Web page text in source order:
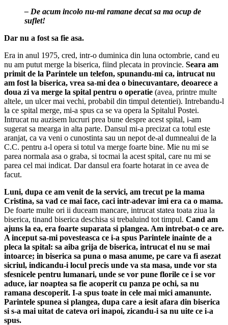
– De acum incolo nu-mi ramane decat sa ma ocup de
suflet!
Dar nu a fost sa fie asa.
Era in anul 1975, cred, intr-o duminica din luna oc­tombrie, cand eu
nu am putut merge la biserica, fiind plecata in provincie. Seara am
primit de la Parintele un telefon, spunandu-mi ca, intrucat nu
am fost la biserica, vrea sa-mi dea o binecuvantare, deoarece a
doua zi va merge la spital pentru o operatie (avea, printre multe
altele, un ulcer mai vechi, probabil din timpul detentiei). Intrebandu-l
la ce spital merge, mi-a spus ca se va opera la Spitalul Postei.
Intrucat nu auzisem lucruri prea bune despre acest spital, i-am
sugerat sa mearga in alta parte. Dansul mi-a precizat ca totul este
aranjat, ca va veni o cunostinta sau un nepot de-al dumnealui de la
C.C. pentru a-l opera si totul va merge foarte bine. Mie nu mi se
parea normala asa o graba, si tocmai la acest spital, care nu mi se
parea cel mai indicat. Dar dansul era foarte hotarat in ce avea de
facut.
Luni, dupa ce am venit de la servici, am trecut pe la mama
Cristina, sa vad ce mai face, caci intr-adevar imi era ca o mama.
De foarte multe ori ii duceam mancare, intrucat statea toata ziua la
biserica, tinand biserica deschisa si tre­baluind tot timpul. Cand am
ajuns la ea, era foarte suparata si plangea. Am intrebat-o ce are.
A inceput sa-mi povesteasca ce i-a spus Parintele inainte de a
pleca la spital: sa aiba grija de biserica, intrucat el nu se mai
intoarce; in biserica sa puna o masa anume, pe care va fi asezat
sicriul, indicandu-i locul pre­cis unde va sta masa, unde vor sta
sfesnicele pentru lumanari, unde se vor pune florile ce i se vor
aduce, iar noaptea sa fie acoperit cu panza pe ochi, sa nu
ramana descoperit. I-a spus toate in cele mai mici amanunte.
Parintele spunea si plangea, dupa care a iesit afara din biserica
si s-a mai uitat de cateva ori inapoi, zicandu-i sa nu uite ce i-a
spus.